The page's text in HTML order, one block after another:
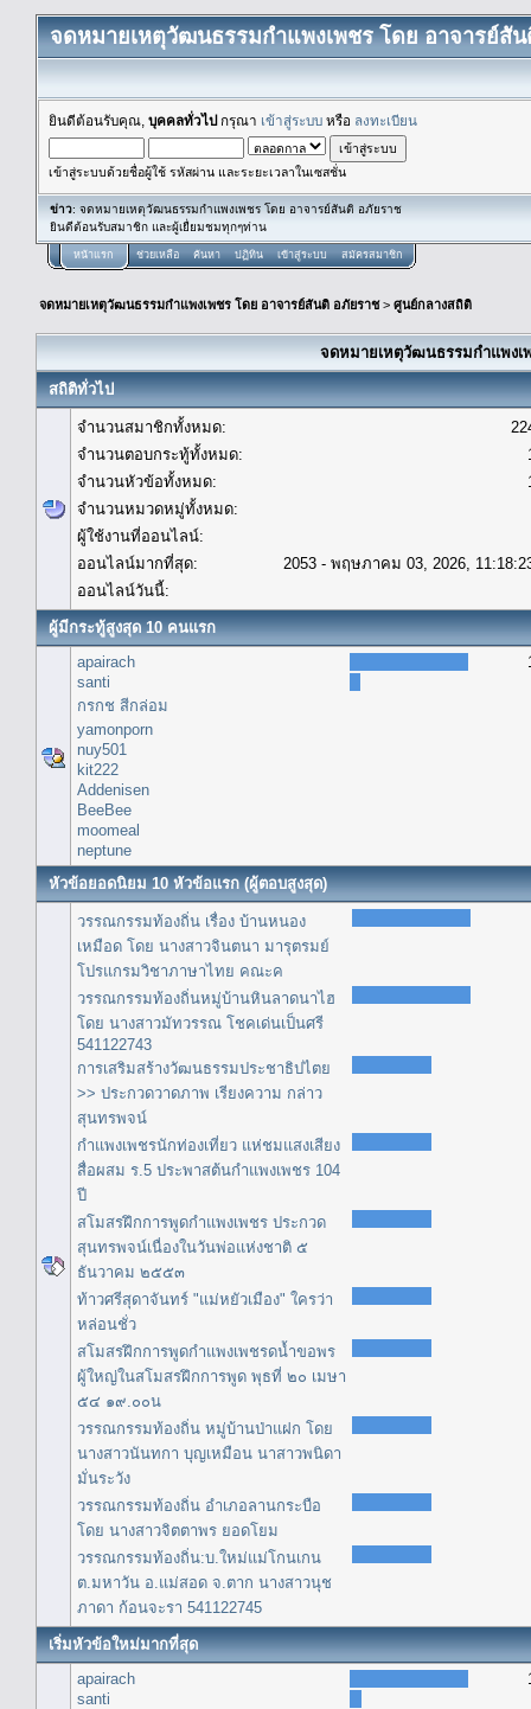
จดหมายเหตุวัฒนธรรมกำแพงเพชร โดย อาจารย์สั
ยินดีต้อนรับคุณ, บุคคลทั่วไปกรุณา เข้าสู่ระบบ หรือ ลงทะเบียน
เข้าสู่ระบบด้วยชื่อผู้ใช้ รหัสผ่าน และระยะเวลาในเซสชั่น
ข่าว: จดหมายเหตุวัฒนธรรมกำแพงเพชร โดย อาจารย์สันติ อภัยราช
ยินดีต้อนรับสมาชิก และผู้เยื่ยมชมทุกๆท่าน
หน้าแรก ช่วยเหลือ ค้นหา ปฏิทิน เข้าสู่ระบบ สมัครสมาชิก
จดหมายเหตุวัฒนธรรมกำแพงเพชร โดย อาจารย์สันติ อภัยราช> ศูนย์กลางสถิติ
จดหมายเหตุวัฒนธรรมกำแพง
สถิติทั่วไป
จำนวนสมาชิกทั้งหมด:
จำนวนตอบกระทู้ทั้งหมด:
จำนวนหัวข้อทั้งหมด:
จำนวนหมวดหมู่ทั้งหมด:
ผู้ใช้งานที่ออนไลน์:
ออนไลน์มากที่สุด:
2053 - พฤษภาคม 03, 2026,
ออนไลน์วันนี้:
ผู้มีกระทู้สูงสุด 10 คนแรก
apairach
santi
กรกช สีกล่อม
yamonporn
nuy501
kit222
Addenisen
BeeBee
moomeal
neptune
หัวข้อยอดนิยม 10 หัวข้อแรก (ผู้ตอบสูงสุด)
วรรณกรรมท้องถิ่น เรื่อง บ้านหนอง
เหมือด โดย นางสาวจินตนา มารุตรมย์
โปรแกรมวิชาภาษาไทย คณะค
วรรณกรรมท้องถิ่นหมู่บ้านหินลาดนาไฮ
โดย นางสาวมัทวรรณ โชคเด่นเป็นศรี
541122743
การเสริมสร้างวัฒนธรรมประชาธิปไตย
>> ประกวดวาดภาพ เรียงความ กล่าว
สุนทรพจน์
กำแพงเพชรนักท่องเที่ยว แห่ชมแสงเสียง
สื่อผสม ร.5 ประพาสต้นกำแพงเพชร 104
ปี
สโมสรฝึกการพูดกำแพงเพชร ประกวด
สุนทรพจน์เนื่องในวันพ่อแห่งชาติ ๕
ธันวาคม ๒๕๕๓
ท้าวศรีสุดาจันทร์ "แม่หยัวเมือง" ใครว่า
หล่อนชั่ว
สโมสรฝึกการพูดกำแพงเพชรดน้ำขอพร
ผู้ใหญ่ในสโมสรฝึกการพูด พุธที่ ๒๐ เมษา
๕๔ ๑๙.๐๐น
วรรณกรรมท้องถิ่น หมู่บ้านป่าแฝก โดย
นางสาวนันทกา บุญเหมือน นาสาวพนิดา
มั่นระวัง
วรรณกรรมท้องถิ่น อำเภอลานกระบือ
โดย นางสาวจิตตาพร ยอดโยม
วรรณกรรมท้องถิ่น:บ.ใหม่แม่โกนเกน
ต.มหาวัน อ.แม่สอด จ.ตาก นางสาวนุช
ภาดา ก้อนจะรา 541122745
เริ่มหัวข้อใหม่มากที่สุด
apairach
santi